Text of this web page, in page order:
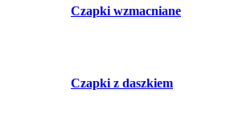
Czapki wzmacniane
Czapki z daszkiem